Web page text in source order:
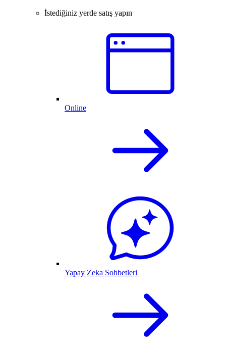
İstediğiniz yerde satış yapın
Online
Yapay Zeka Sohbetleri